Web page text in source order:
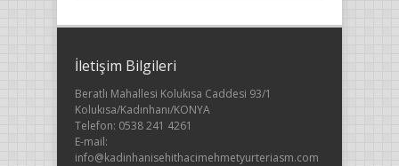
İletişim Bilgileri
Beratlı Mahallesi Kolukısa Caddesi 93/1
Kolukısa/Kadınhanı/KONYA
Telefon: 0538 241 4261
E-mail:
info@kadinhanisehithacimehmetyurteriasm.com